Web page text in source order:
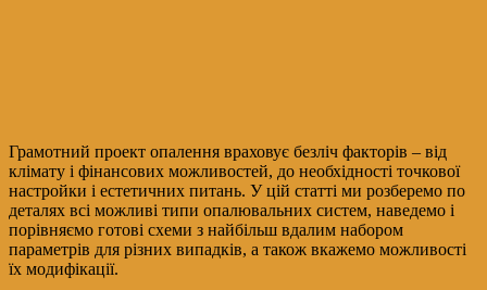
Грамотний проект опалення враховує безліч факторів – від
клімату і фінансових можливостей, до необхідності точкової
настройки і естетичних питань. У цій статті ми розберемо по
деталях всі можливі типи опалювальних систем, наведемо і
порівняємо готові схеми з найбільш вдалим набором
параметрів для різних випадків, а також вкажемо можливості
їх модифікації.